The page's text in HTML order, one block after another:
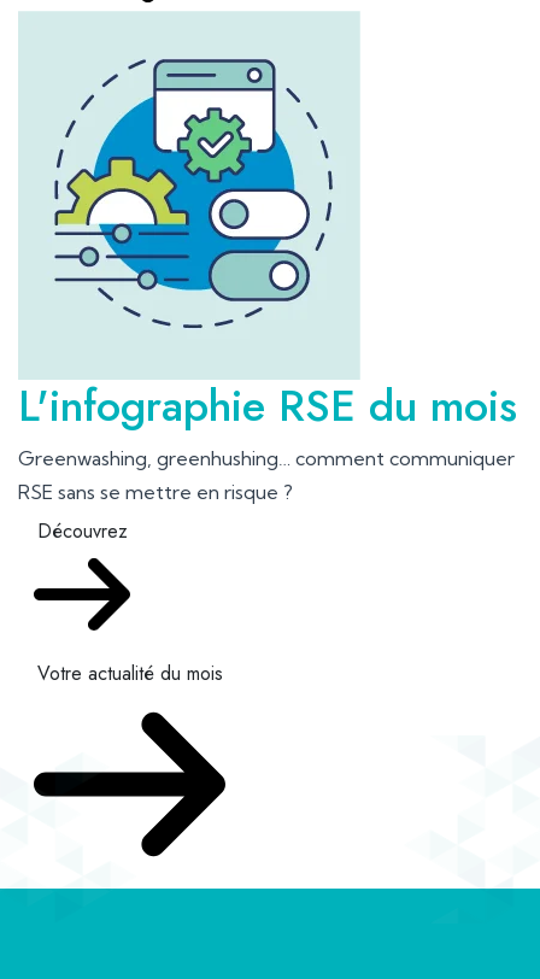
L'infographie RSE du mois
Greenwashing, greenhushing… comment communiquer
RSE sans se mettre en risque ?
Découvrez
Votre actualité du mois